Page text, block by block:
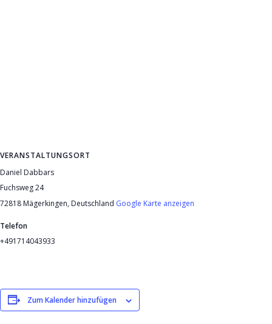
VERANSTALTUNGSORT
Daniel Dabbars
Fuchsweg 24
72818 Mägerkingen, Deutschland Google Karte anzeigen
Telefon
+491714043933
Zum Kalender hinzufügen